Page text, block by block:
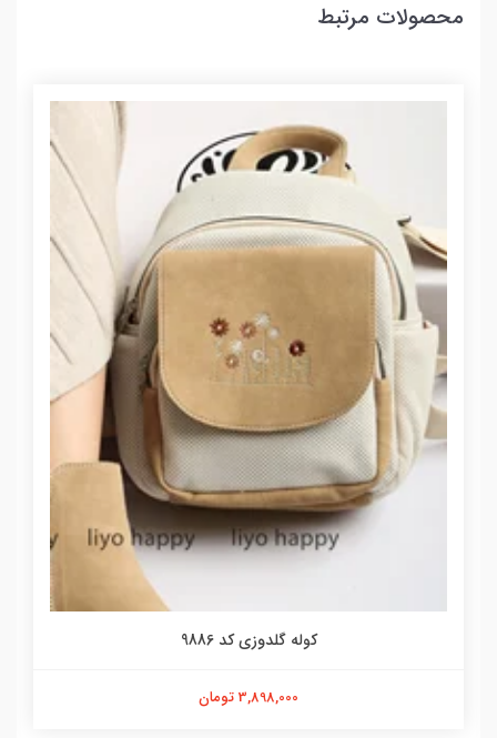
محصولات مرتبط
کوله گلدوزی کد 9886
3,898,000 تومان